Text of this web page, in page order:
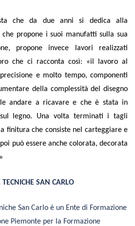
che da due anni si dedica alla
che propone i suoi manufatti sulla sua
propone invece lavori realizzati
che ci racconta così: «il lavoro al
e molto tempo, componenti
della complessità del disegno
andare a ricavare e che è stata in
sul legno. Una volta terminati i tagli
finitura che consiste nel carteggiare e
può essere anche colorata, decorata
SAN CARLO
San Carlo è un Ente di Formazione
Piemonte per la Formazione